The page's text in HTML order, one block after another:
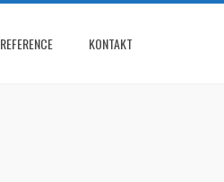
REFERENCE KONTAKT